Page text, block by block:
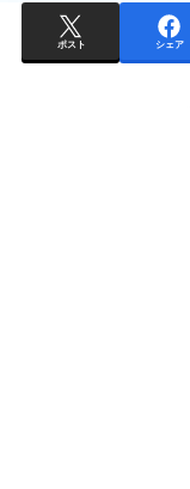
ポスト シェア